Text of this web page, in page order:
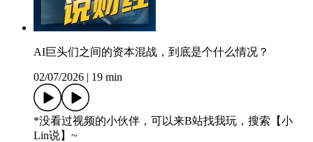
AI巨头们之间的资本混战，到底是个什么情况？
02/07/2026 | 19 min
*没看过视频的小伙伴，可以来B站找我玩，搜索【小
Lin说】~